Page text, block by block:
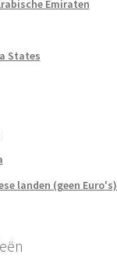
Emiraten
States
landen (geen Euro's)